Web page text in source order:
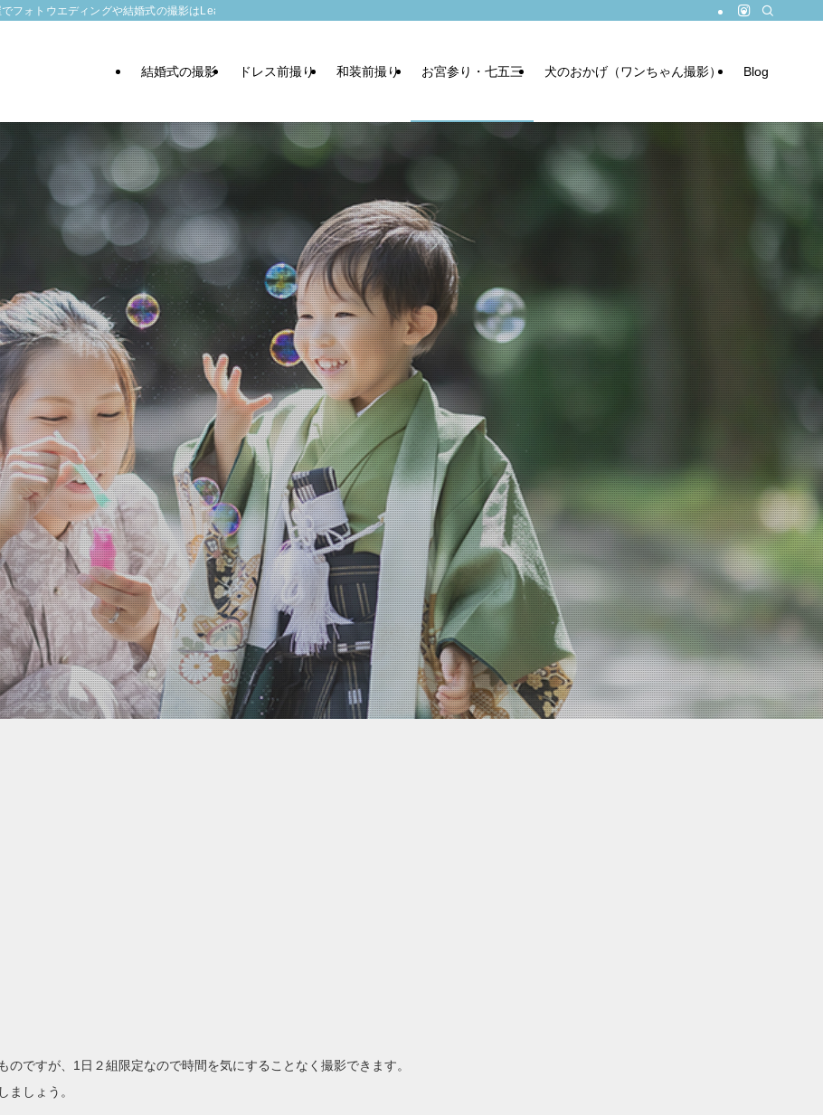
フォトウエディングや結婚式の撮影はLeaf wedding
結婚式の撮影 ドレス前撮り 和装前撮り お宮参り・七五三 犬のおかげ（ワンちゃん撮影） Blog
ですが、1日２組限定なので時間を気にすることなく撮影できます。
ましょう。